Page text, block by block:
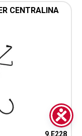
CENTRALINA
9.E228